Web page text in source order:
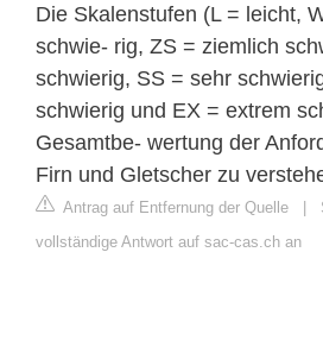
Die Skalenstufen (L = leicht,
schwie- rig, ZS = ziemlich
schwierig, SS = sehr
schwierig und EX = extrem
Gesamtbe- wertung der
Firn und Gletscher zu
Antrag auf Entfernung der Quelle |
vollständige Antwort auf sac-cas.ch an